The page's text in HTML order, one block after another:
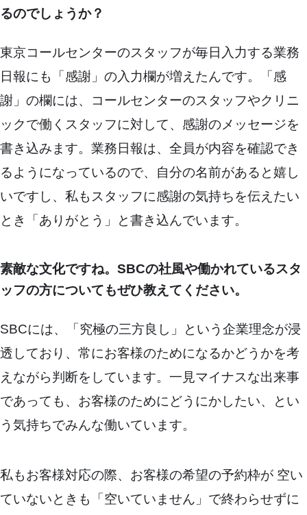
るのでしょうか？
東京コールセンターのスタッフが毎日入力する業務
日報にも「感謝」の入力欄が増えたんです。「感
謝」の欄には、コールセンターのスタッフやクリニ
ックで働くスタッフに対して、感謝のメッセージを
書き込みます。業務日報は、全員が内容を確認でき
るようになっているので、自分の名前があると嬉し
いですし、私もスタッフに感謝の気持ちを伝えたい
とき「ありがとう」と書き込んでいます。
素敵な文化ですね。SBCの社風や働かれているスタ
ッフの方についてもぜひ教えてください。
SBCには、「究極の三方良し」という企業理念が浸
透しており、常にお客様のためになるかどうかを考
えながら判断をしています。一見マイナスな出来事
であっても、お客様のためにどうにかしたい、とい
う気持ちでみんな働いています。
私もお客様対応の際、お客様の希望の予約枠が 空い
ていないときも「空いていません」で終わらせずに